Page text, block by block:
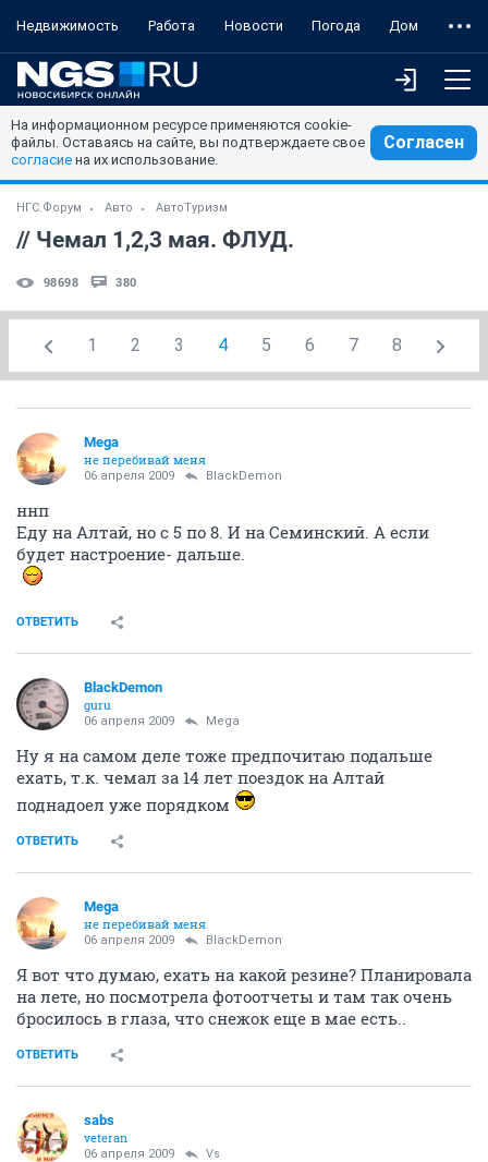
Недвижимость Работа Новости Погода Дом
На информационном ресурсе применяются cookie-
файлы. Оставаясь на сайте, вы подтверждаете свое
согласие на их использование.
Согласен
НГС.Форум Авто АвтоТуризм
// Чемал 1,2,3 мая. ФЛУД.
98698 380
1 2 3 4 5 6 7 8
Mega
не перебивай меня
06 апреля 2009 BlackDemon
ннп
Еду на Алтай, но с 5 по 8. И на Семинский. А если
будет настроение- дальше.
ОТВЕТИТЬ
BlackDemon
guru
06 апреля 2009 Mega
Ну я на самом деле тоже предпочитаю подальше
ехать, т.к. чемал за 14 лет поездок на Алтай
поднадоел уже порядком
ОТВЕТИТЬ
Mega
не перебивай меня
06 апреля 2009 BlackDemon
Я вот что думаю, ехать на какой резине? Планировала
на лете, но посмотрела фотоотчеты и там так очень
бросилось в глаза, что снежок еще в мае есть..
ОТВЕТИТЬ
sabs
veteran
06 апреля 2009 Vs